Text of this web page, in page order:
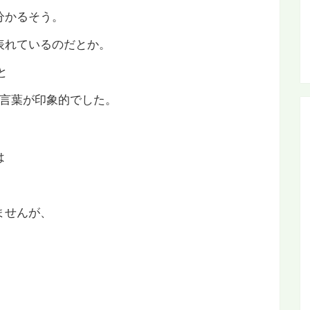
るそう。
ているのだとか。
葉が印象的でした。
んが、